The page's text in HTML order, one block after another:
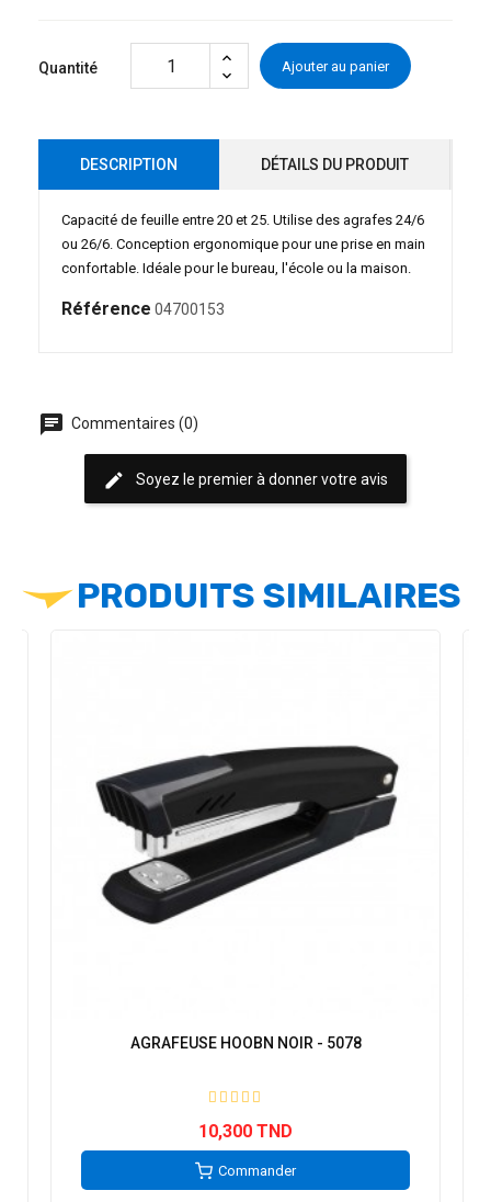
Quantité Ajouter au panier
DESCRIPTION DÉTAILS DU PRODUIT
Capacité de feuille entre 20 et 25. Utilise des agrafes 24/6
ou 26/6. Conception ergonomique pour une prise en main
confortable. Idéale pour le bureau, l'école ou la maison.
Référence 04700153
chat Commentaires (0)
edit Soyez le premier à donner votre avis
PRODUITS SIMILAIRES
AGRAFEUSE HOOBN NOIR - 5078
10,300 TND
Commander